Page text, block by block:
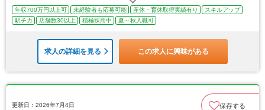
年収700万円以上可 未経験者も応募可能 産休・育休取得実績有り
スキルアップ
駅チカ
店舗数30以上 積極採用中 夏～秋入職可
求人の詳細を見る この求人に興味がある
更新日：2026年7月4日 保存する